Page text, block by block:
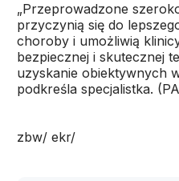
„Przeprowadzone
przyczynią się do
choroby i umożliwią
bezpiecznej i skutecznej
uzyskanie obiektywnych
podkreśla specjalistka.
zbw/ ekr/